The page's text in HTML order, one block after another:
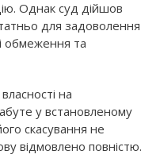
Однак суд дійшов
для задоволення
обмеження та
на
у встановленому
скасування не
відмовлено повністю.